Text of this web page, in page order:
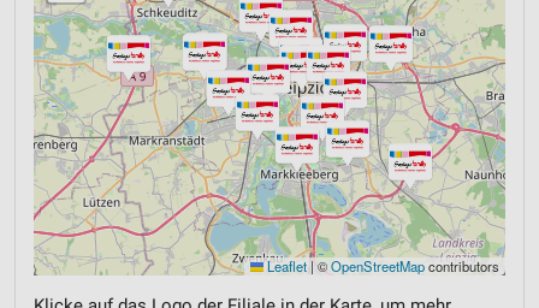
Leaflet | ©OpenStreetMapcontributors